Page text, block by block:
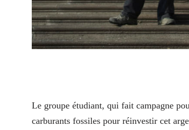
Le groupe étudiant, qui fait campagne
carburants fossiles pour réinvestir cet